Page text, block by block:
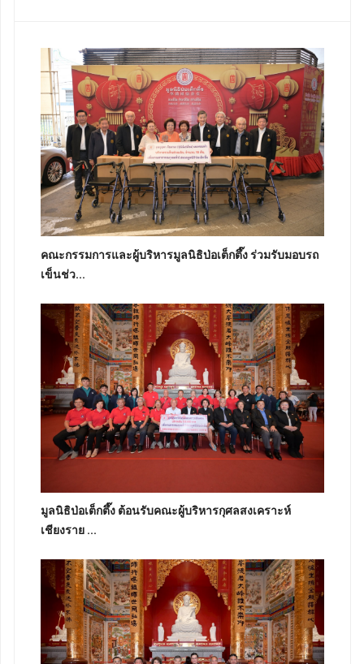
คณะกรรมการและผู้บริหารมูลนิธิป่อเต็กตึ๊ง ร่วมรับมอบรถ
เข็นช่ว...
มูลนิธิป่อเต็กตึ๊ง ต้อนรับคณะผู้บริหารกุศลสงเคราะห์
เชียงราย ...